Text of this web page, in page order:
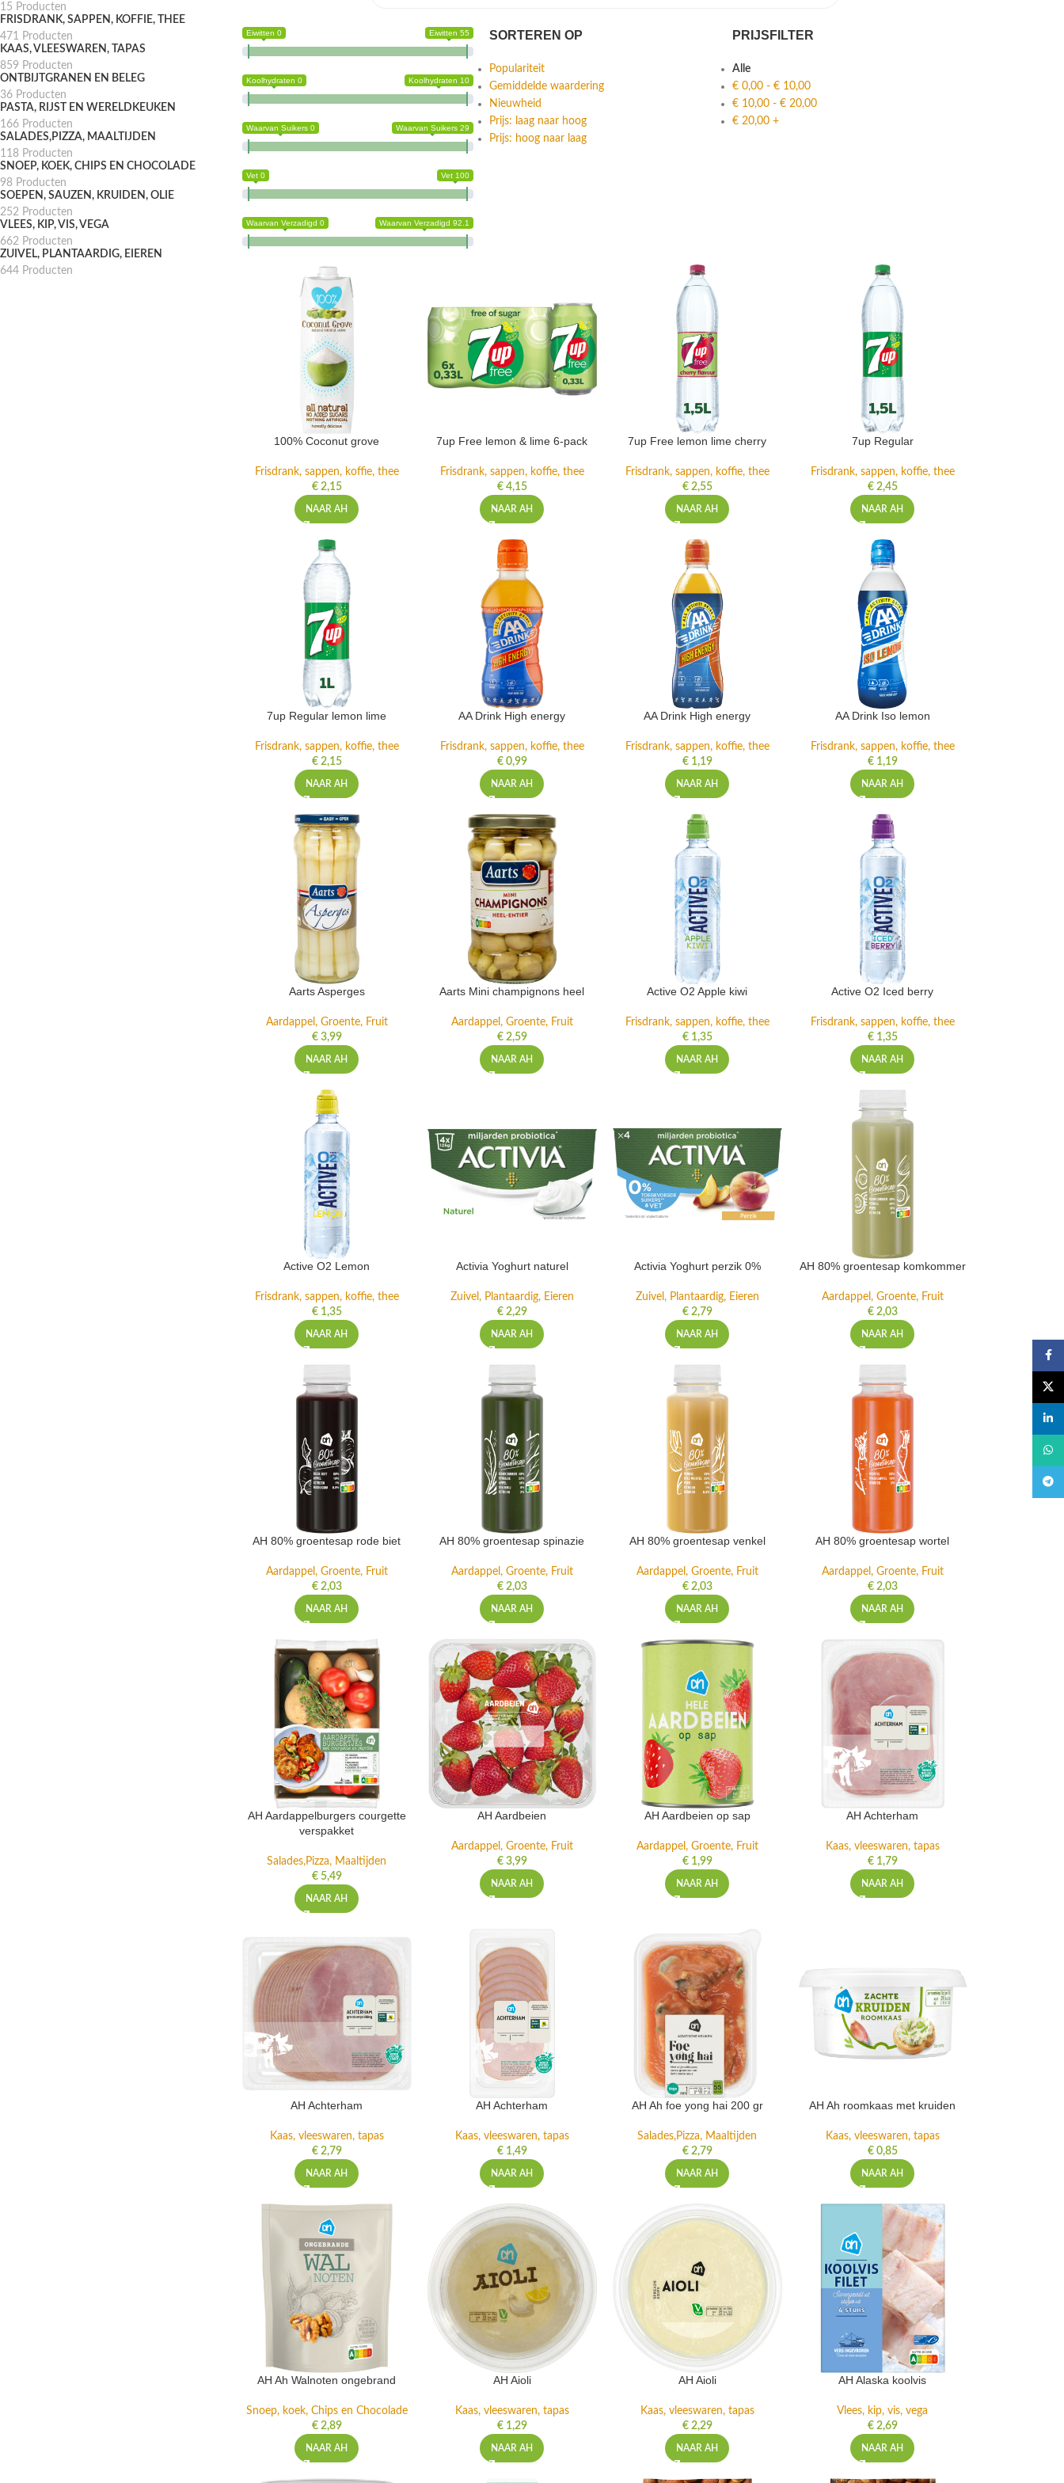
15 Producten
FRISDRANK, SAPPEN, KOFFIE, THEE
471 Producten
KAAS, VLEESWAREN, TAPAS
859 Producten
ONTBIJTGRANEN EN BELEG
36 Producten
PASTA, RIJST EN WERELDKEUKEN
166 Producten
SALADES,PIZZA, MAALTIJDEN
118 Producten
SNOEP, KOEK, CHIPS EN CHOCOLADE
98 Producten
SOEPEN, SAUZEN, KRUIDEN, OLIE
252 Producten
VLEES, KIP, VIS, VEGA
662 Producten
ZUIVEL, PLANTAARDIG, EIEREN
644 Producten
Eiwitten 0 Eiwitten 55
Koolhydraten 0 Koolhydraten 10
Waarvan Suikers 0 Waarvan Suikers 29
Vet 0 Vet 100
Waarvan Verzadigd 0 Waarvan Verzadigd 92.1
SORTEREN OP
Populariteit
Gemiddelde waardering
Nieuwheid
Prijs: laag naar hoog
Prijs: hoog naar laag
PRIJSFILTER
Alle
€0,00- €10,00
€10,00- €20,00
€20,00+
100% Coconut grove
Frisdrank, sappen, koffie, thee
€2,15
NAAR AH
7up Free lemon & lime 6-pack
Frisdrank, sappen, koffie, thee
€4,15
NAAR AH
7up Free lemon lime cherry
Frisdrank, sappen, koffie, thee
€2,55
NAAR AH
7up Regular
Frisdrank, sappen, koffie, thee
€2,45
NAAR AH
7up Regular lemon lime
Frisdrank, sappen, koffie, thee
€2,15
NAAR AH
AA Drink High energy
Frisdrank, sappen, koffie, thee
€0,99
NAAR AH
AA Drink High energy
Frisdrank, sappen, koffie, thee
€1,19
NAAR AH
AA Drink Iso lemon
Frisdrank, sappen, koffie, thee
€1,19
NAAR AH
Aarts Asperges
Aardappel, Groente, Fruit
€3,99
NAAR AH
Aarts Mini champignons heel
Aardappel, Groente, Fruit
€2,59
NAAR AH
Active O2 Apple kiwi
Frisdrank, sappen, koffie, thee
€1,35
NAAR AH
Active O2 Iced berry
Frisdrank, sappen, koffie, thee
€1,35
NAAR AH
Active O2 Lemon
Frisdrank, sappen, koffie, thee
€1,35
NAAR AH
Activia Yoghurt naturel
Zuivel, Plantaardig, Eieren
€2,29
NAAR AH
Activia Yoghurt perzik 0%
Zuivel, Plantaardig, Eieren
€2,79
NAAR AH
AH 80% groentesap komkommer
Aardappel, Groente, Fruit
€2,03
NAAR AH
AH 80% groentesap rode biet
Aardappel, Groente, Fruit
€2,03
NAAR AH
AH 80% groentesap spinazie
Aardappel, Groente, Fruit
€2,03
NAAR AH
AH 80% groentesap venkel
Aardappel, Groente, Fruit
€2,03
NAAR AH
AH 80% groentesap wortel
Aardappel, Groente, Fruit
€2,03
NAAR AH
AH Aardappelburgers courgette
verspakket
Salades,Pizza, Maaltijden
€5,49
NAAR AH
AH Aardbeien
Aardappel, Groente, Fruit
€3,99
NAAR AH
AH Aardbeien op sap
Aardappel, Groente, Fruit
€1,99
NAAR AH
AH Achterham
Kaas, vleeswaren, tapas
€1,79
NAAR AH
AH Achterham
Kaas, vleeswaren, tapas
€2,79
NAAR AH
AH Achterham
Kaas, vleeswaren, tapas
€1,49
NAAR AH
AH Ah foe yong hai 200 gr
Salades,Pizza, Maaltijden
€2,79
NAAR AH
AH Ah roomkaas met kruiden
Kaas, vleeswaren, tapas
€0,85
NAAR AH
AH Ah Walnoten ongebrand
Snoep, koek, Chips en Chocolade
€2,89
NAAR AH
AH Aioli
Kaas, vleeswaren, tapas
€1,29
NAAR AH
AH Aioli
Kaas, vleeswaren, tapas
€2,29
NAAR AH
AH Alaska koolvis
Vlees, kip, vis, vega
€2,69
NAAR AH